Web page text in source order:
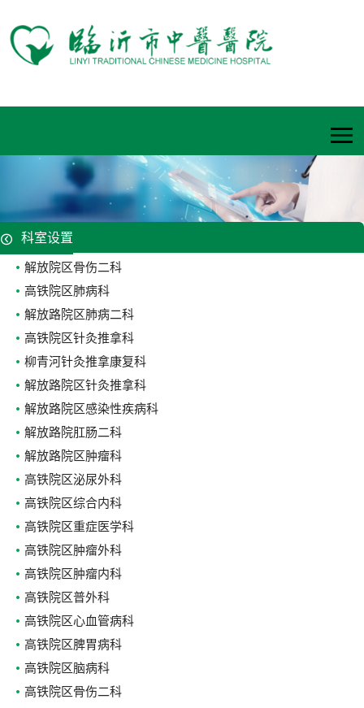
科室设置
解放院区骨伤二科
高铁院区肺病科
解放路院区肺病二科
高铁院区针灸推拿科
柳青河针灸推拿康复科
解放路院区针灸推拿科
解放路院区感染性疾病科
解放路院肛肠二科
解放路院区肿瘤科
高铁院区泌尿外科
高铁院区综合内科
高铁院区重症医学科
高铁院区肿瘤外科
高铁院区肿瘤内科
高铁院区普外科
高铁院区心血管病科
高铁院区脾胃病科
高铁院区脑病科
高铁院区骨伤二科